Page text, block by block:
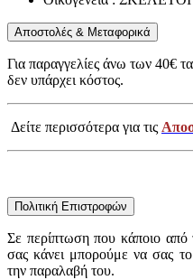
Αποστολές & Μεταφορικά
Για παραγγελίες άνω των 40€
δεν υπάρχει κόστος.
Δείτε περισσότερα για τις
Πολιτική Επιστροφών
Σε περίπτωση που κάποιο από
σας κάνει μπορούμε να σας
την παραλαβή του.